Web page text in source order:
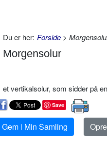
Du er her: Forside >
Morgensolur
et vertikalsolur, som sidder på
Save
Gem i Min Samling